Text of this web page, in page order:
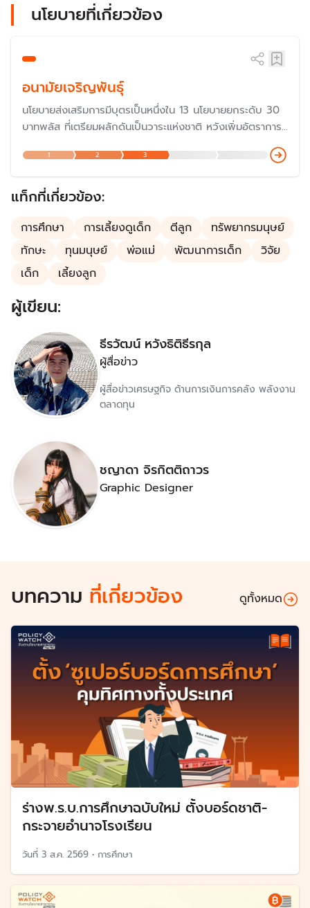
นโยบายที่เกี่ยวข้อง
อนามัยเจริญพันธุ์
นโยบายส่งเสริมการมีบุตรเป็นหนึ่งใน 13 นโยบายยกระดับ 30
บาทพลัส ที่เตรียมผลักดันเป็นวาระแห่งชาติ หวังเพิ่มอัตราการ
เกิดของเด็กที่มีคุณภาพ สร้างความเข้าใจการมีบุตรเมื่อพร้อม
และสอดคล้องเหมาะสมกับสภาพเศรษฐกิจและสังคม “มีลูก มี
แต่ได้” สร้างคลินิกส่งเสริมการมีบุตร จังหวัดละ 1 แห่ง ภายใน
สิ้นปี 2566
1 2 3
แท็กที่เกี่ยวข้อง:
การศึกษา การเลี้ยงดูเด็ก ตีลูก
ทรัพยากรมนุษย์
ทักษะ
ทุนมนุษย์ พ่อแม่ พัฒนาการเด็ก
วิจัย
เด็ก
เลี้ยงลูก
ผู้เขียน:
ธีรวัฒน์ หวังธิติธีรกุล
ผู้สื่อข่าว
ผู้สื่อข่าวเศรษฐกิจ ด้านการเงินการคลัง พลังงาน
ตลาดทุน
ชญาดา จิรกิตติถาวร
Graphic Designer
บทความ ที่เกี่ยวข้อง ดูทั้งหมด
ร่างพ.ร.บ.การศึกษาฉบับใหม่ ตั้งบอร์ดชาติ-
กระจายอำนาจโรงเรียน
วันที่ 3 ส.ค. 2569 • การศึกษา